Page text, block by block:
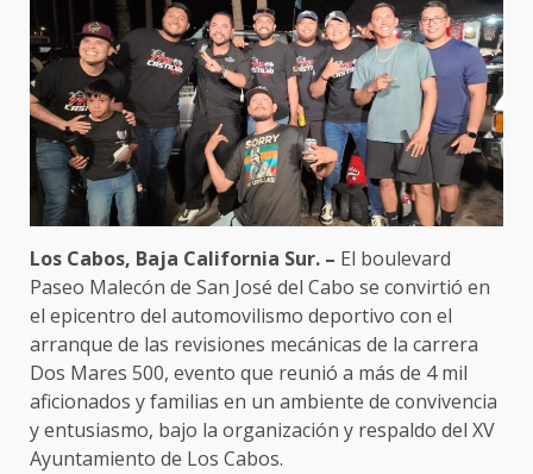
Los Cabos, Baja California Sur. – El boulevard
Paseo Malecón de San José del Cabo se convirtió en
el epicentro del automovilismo deportivo con el
arranque de las revisiones mecánicas de la carrera
Dos Mares 500, evento que reunió a más de 4 mil
aficionados y familias en un ambiente de convivencia
y entusiasmo, bajo la organización y respaldo del XV
Ayuntamiento de Los Cabos.